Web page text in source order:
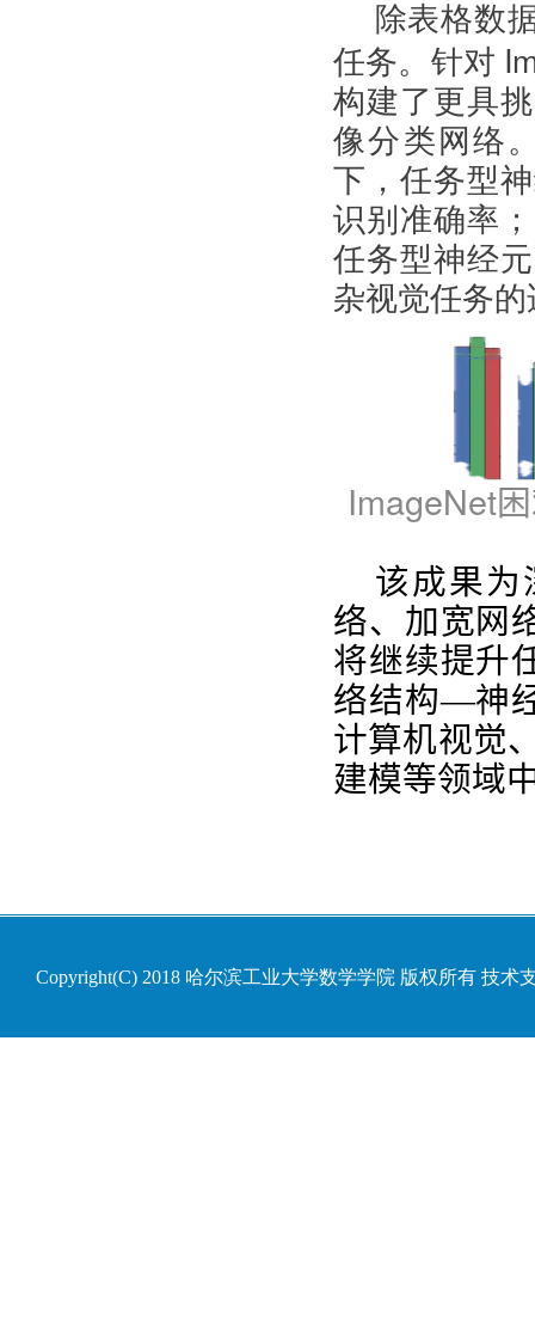
除表格数
任务。针对
构建了更具
像分类网络
下，任务型
识别准确率
任务型神经
杂视觉任务
ImageNet
该成果为
络、加宽网
将继续提升
络结构—神
计算机视觉
建模等领域
Copyright(C) 2018 哈尔滨工业大学数学学院 版权所有 技